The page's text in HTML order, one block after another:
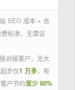
SEO 成本 + 合
标准，无需议
对接客户，无大
步仅1 万多，有
户节约至少 60%